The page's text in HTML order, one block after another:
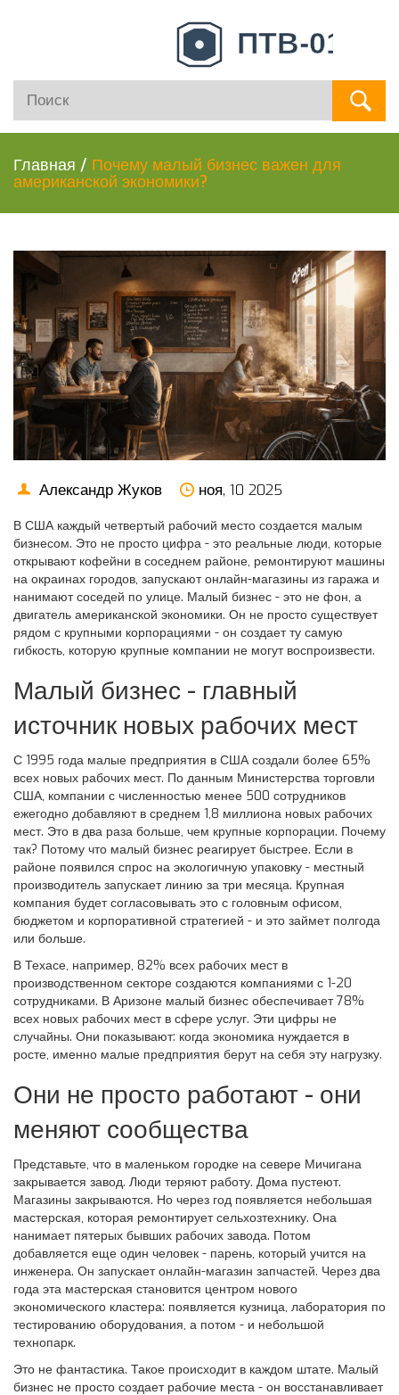
Главная / Почему малый бизнес важен для
американской экономики?
Александр Жуков ноя, 10 2025
В США каждый четвертый рабочий место создается малым
бизнесом. Это не просто цифра - это реальные люди, которые
открывают кофейни в соседнем районе, ремонтируют машины
на окраинах городов, запускают онлайн-магазины из гаража и
нанимают соседей по улице. Малый бизнес - это не фон, а
двигатель американской экономики. Он не просто существует
рядом с крупными корпорациями - он создает ту самую
гибкость, которую крупные компании не могут воспроизвести.
Малый бизнес - главный
источник новых рабочих мест
С 1995 года малые предприятия в США создали более 65%
всех новых рабочих мест. По данным Министерства торговли
США, компании с численностью менее 500 сотрудников
ежегодно добавляют в среднем 1,8 миллиона новых рабочих
мест. Это в два раза больше, чем крупные корпорации. Почему
так? Потому что малый бизнес реагирует быстрее. Если в
районе появился спрос на экологичную упаковку - местный
производитель запускает линию за три месяца. Крупная
компания будет согласовывать это с головным офисом,
бюджетом и корпоративной стратегией - и это займет полгода
или больше.
В Техасе, например, 82% всех рабочих мест в
производственном секторе создаются компаниями с 1-20
сотрудниками. В Аризоне малый бизнес обеспечивает 78%
всех новых рабочих мест в сфере услуг. Эти цифры не
случайны. Они показывают: когда экономика нуждается в
росте, именно малые предприятия берут на себя эту нагрузку.
Они не просто работают - они
меняют сообщества
Представьте, что в маленьком городке на севере Мичигана
закрывается завод. Люди теряют работу. Дома пустеют.
Магазины закрываются. Но через год появляется небольшая
мастерская, которая ремонтирует сельхозтехнику. Она
нанимает пятерых бывших рабочих завода. Потом
добавляется еще один человек - парень, который учится на
инженера. Он запускает онлайн-магазин запчастей. Через два
года эта мастерская становится центром нового
экономического кластера: появляется кузница, лаборатория по
тестированию оборудования, а потом - и небольшой
технопарк.
Это не фантастика. Такое происходит в каждом штате. Малый
бизнес не просто создает рабочие места - он восстанавливает